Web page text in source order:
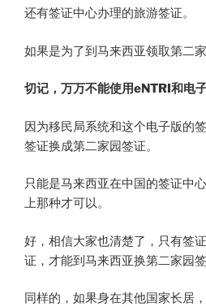
还有签证中心办理的旅游签证。
如果是为了到马来西亚领取第二
切记，万万不能使用eNTRI和电
因为移民局系统和这个电子版的
签证换成第二家园签证。
只能是马来西亚在中国的签证中
上那种才可以。
好，相信大家也清楚了，只有签
证，才能到马来西亚换第二家园签
同样的，如果身在其他国家长居